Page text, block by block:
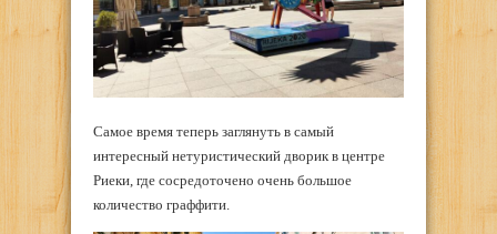
Самое время теперь заглянуть в самый
интересный нетуристический дворик в центре
Риеки, где сосредоточено очень большое
количество граффити.